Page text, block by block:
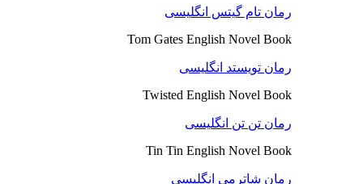
رمان تام گیتس انگلیسی
Tom Gates English Novel Book
رمان تویستد انگلیسی
Twisted English Novel Book
رمان تن تن انگلیسی
Tin Tin English Novel Book
رمان شاترمی انگلیسی